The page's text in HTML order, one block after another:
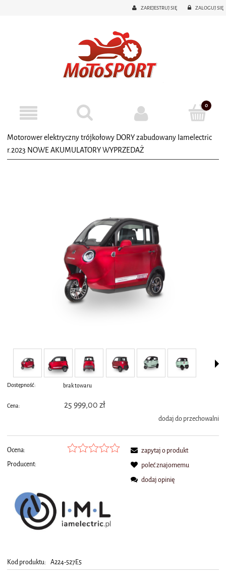
ZAREJESTRUJ SIĘ ZALOGUJ SIĘ
Motorower elektryczny trójkołowy DORY zabudowany Iamelectric
r.2023 NOWE AKUMULATORY WYPRZEDAŻ
Dostępność: brak towaru
Cena: 25 999,00 zł
dodaj do przechowalni
Ocena:
Producent:
Kod produktu: A224-527E5
zapytaj o produkt
poleć znajomemu
dodaj opinię